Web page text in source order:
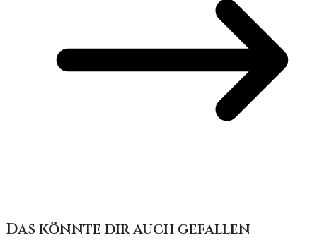
Das könnte dir auch gefallen